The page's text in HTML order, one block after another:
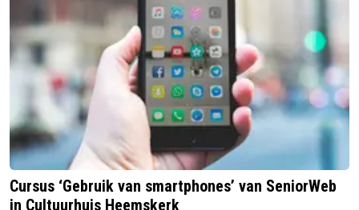
Cursus ‘Gebruik van smartphones’ van SeniorWeb
in Cultuurhuis Heemskerk